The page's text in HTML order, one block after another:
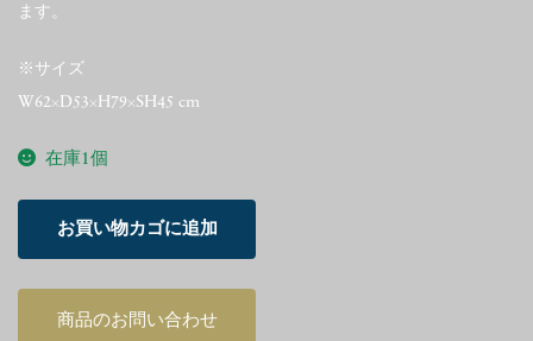
ます。
※サイズ
W62×D53×H79×SH45 cm
在庫1個
お買い物カゴに追加
商品のお問い合わせ